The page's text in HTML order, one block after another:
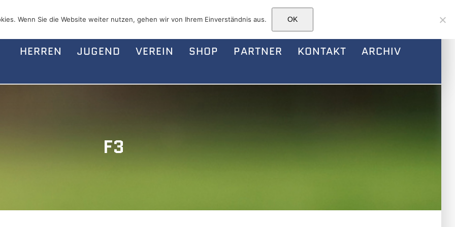
HERREN JUGEND VEREIN SHOP PARTNER KONTAKT ARCHIV
F3
Wenn Sie die Website weiter nutzen, gehen wir von Ihrem Einverständnis aus. OK